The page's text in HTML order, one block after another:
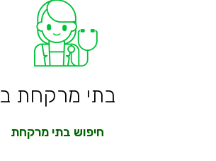
בתי מרקחת ב
חיפוש בתי מרקחת